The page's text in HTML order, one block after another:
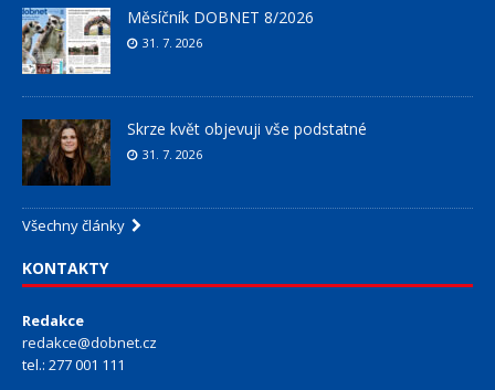
Měsíčník DOBNET 8/2026
31. 7. 2026
Skrze květ objevuji vše podstatné
31. 7. 2026
Všechny články
KONTAKTY
Redakce
redakce@dobnet.cz
tel.: 277 001 111